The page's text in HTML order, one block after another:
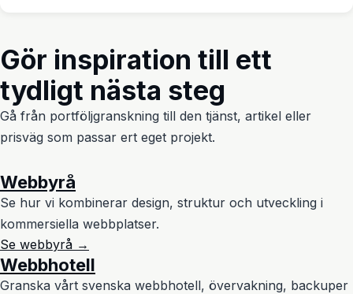
Gör inspiration till ett
tydligt nästa steg
Gå från portföljgranskning till den tjänst, artikel eller
prisväg som passar ert eget projekt.
Webbyrå
Se hur vi kombinerar design, struktur och utveckling i
kommersiella webbplatser.
Se webbyrå →
Webbhotell
Granska vårt svenska webbhotell, övervakning, backuper